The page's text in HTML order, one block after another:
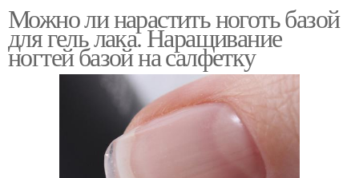
Можно ли нарастить ноготь базой
для гель лака. Наращивание
ногтей базой на салфетку